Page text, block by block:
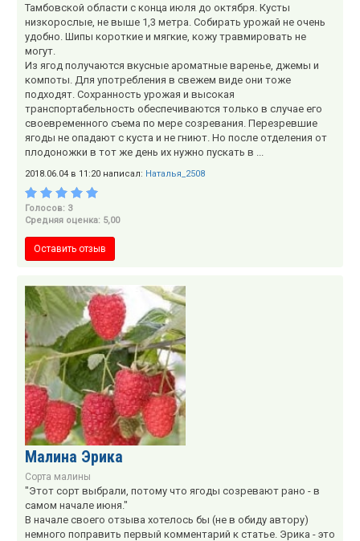
Тамбовской области с конца июля до октября. Кусты
низкорослые, не выше 1,3 метра. Собирать урожай не очень
удобно. Шипы короткие и мягкие, кожу травмировать не
могут.
Из ягод получаются вкусные ароматные варенье, джемы и
компоты. Для употребления в свежем виде они тоже
подходят. Сохранность урожая и высокая
транспортабельность обеспечиваются только в случае его
своевременного съема по мере созревания. Перезревшие
ягоды не опадают с куста и не гниют. Но после отделения от
плодоножки в тот же день их нужно пускать в ...
2018.06.04 в 11:20 написал: Наталья_2508
Голосов: 3
Средняя оценка: 5,00
Оставить отзыв
Малина Эрика
Сорта малины
"Этот сорт выбрали, потому что ягоды созревают рано - в
самом начале июня."
В начале своего отзыва хотелось бы (не в обиду автору)
немного поправить первый комментарий к статье. Эрика - это